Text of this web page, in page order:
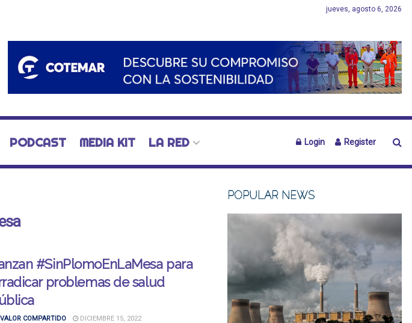
jueves, agosto 6, 2026
PODCAST MEDIA KIT LA RED Login Register
#SinPlomoEnLaMesa para
problemas de salud
VALOR COMPARTIDO DICIEMBRE 15, 2022
POPULAR NEWS